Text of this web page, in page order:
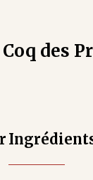
Coq des